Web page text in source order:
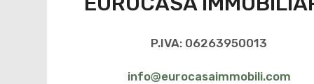
P.IVA: 06263950013
info@eurocasaimmobili.com